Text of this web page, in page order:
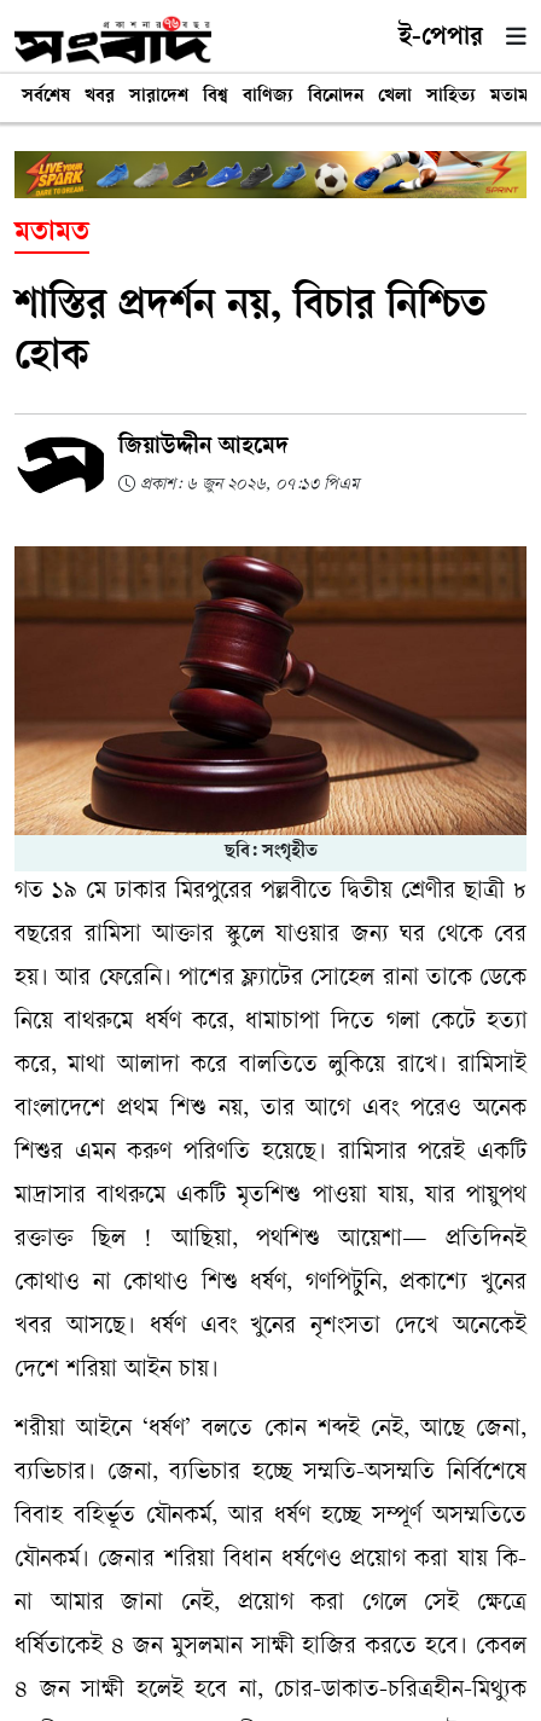
ই-পেপার
সর্বশেষ খবর সারাদেশ বিশ্ব বাণিজ্য বিনোদন খেলা সাহিত্য মতামত
মতামত
শাস্তির প্রদর্শন নয়, বিচার নিশ্চিত
হোক
জিয়াউদ্দীন আহমেদ
প্রকাশ: ৬ জুন ২০২৬, ০৭:১৩ পিএম
ছবি: সংগৃহীত
গত ১৯ মে ঢাকার মিরপুরের পল্লবীতে দ্বিতীয় শ্রেণীর ছাত্রী ৮
বছরের রামিসা আক্তার স্কুলে যাওয়ার জন্য ঘর থেকে বের
হয়। আর ফেরেনি। পাশের ফ্ল্যাটের সোহেল রানা তাকে ডেকে
নিয়ে বাথরুমে ধর্ষণ করে, ধামাচাপা দিতে গলা কেটে হত্যা
করে, মাথা আলাদা করে বালতিতে লুকিয়ে রাখে। রামিসাই
বাংলাদেশে প্রথম শিশু নয়, তার আগে এবং পরেও অনেক
শিশুর এমন করুণ পরিণতি হয়েছে। রামিসার পরেই একটি
মাদ্রাসার বাথরুমে একটি মৃতশিশু পাওয়া যায়, যার পায়ুপথ
রক্তাক্ত ছিল ! আছিয়া, পথশিশু আয়েশা— প্রতিদিনই
কোথাও না কোথাও শিশু ধর্ষণ, গণপিটুনি, প্রকাশ্যে খুনের
খবর আসছে। ধর্ষণ এবং খুনের নৃশংসতা দেখে অনেকেই
দেশে শরিয়া আইন চায়।
শরীয়া আইনে ‘ধর্ষণ’ বলতে কোন শব্দই নেই, আছে জেনা,
ব্যভিচার। জেনা, ব্যভিচার হচ্ছে সম্মতি-অসম্মতি নির্বিশেষে
বিবাহ বহির্ভূত যৌনকর্ম, আর ধর্ষণ হচ্ছে সম্পূর্ণ অসম্মতিতে
যৌনকর্ম। জেনার শরিয়া বিধান ধর্ষণেও প্রয়োগ করা যায় কি-
না আমার জানা নেই, প্রয়োগ করা গেলে সেই ক্ষেত্রে
ধর্ষিতাকেই ৪ জন মুসলমান সাক্ষী হাজির করতে হবে। কেবল
৪ জন সাক্ষী হলেই হবে না, চোর-ডাকাত-চরিত্রহীন-মিথ্যুক